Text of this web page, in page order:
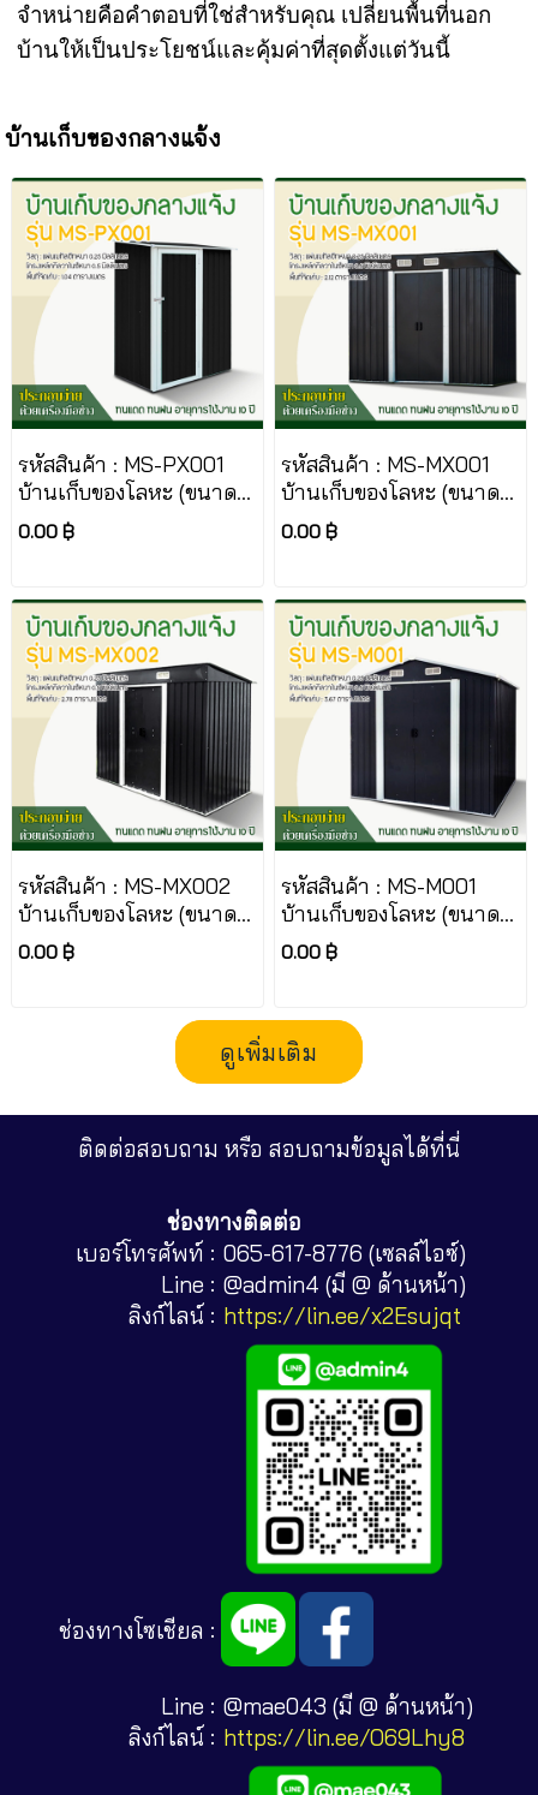
จำหน่ายคือคำตอบที่ใช่สำหรับคุณ เปลี่ยนพื้นที่นอก
บ้านให้เป็นประโยชน์และคุ้มค่าที่สุดตั้งแต่วันนี้
บ้านเก็บของกลางแจ้ง
รหัสสินค้า : MS-PX001
บ้านเก็บของโลหะ (ขนาด
1.43*0.89*1.86 เมตร)
ไม่มีพื้นภายใน
0.00 ฿
รหัสสินค้า : MS-MX001
บ้านเก็บของโลหะ (ขนาด
2.01*1.21*1.76 เมตร) ไม่มี
พื้นภายใน
0.00 ฿
รหัสสินค้า : MS-MX002
บ้านเก็บของโลหะ (ขนาด
2.61*1.21*1.76 เมตร) ไม่มี
พื้นภายใน
0.00 ฿
รหัสสินค้า : MS-M001
บ้านเก็บของโลหะ (ขนาด
2.13*1.91*1.95 เมตร) ไม่มี
พื้นภายใน
0.00 ฿
ดูเพิ่มเติม
ติดต่อสอบถาม หรือ สอบถามข้อมูลได้ที่นี่
ช่องทางติดต่อ
เบอร์โทรศัพท์ : 065-617-8776 (เซลล์ไอซ์)
Line : @admin4 (มี @ ด้านหน้า)
ลิงก์ไลน์ : https://lin.ee/x2Esujqt
ช่องทางโซเชียล :
Line : @mae043 (มี @ ด้านหน้า)
ลิงก์ไลน์ : https://lin.ee/O69Lhy8